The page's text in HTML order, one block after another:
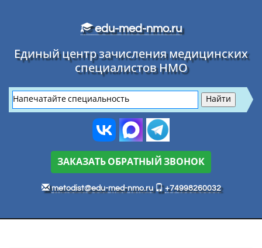
edu-med-nmo.ru
Единый центр зачисления медицинских
специалистов НМО
ЗАКАЗАТЬ ОБРАТНЫЙ ЗВОНОК
metodist@edu-med-nmo.ru +74998260032